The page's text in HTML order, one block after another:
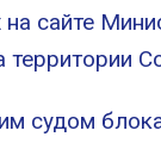
сайте